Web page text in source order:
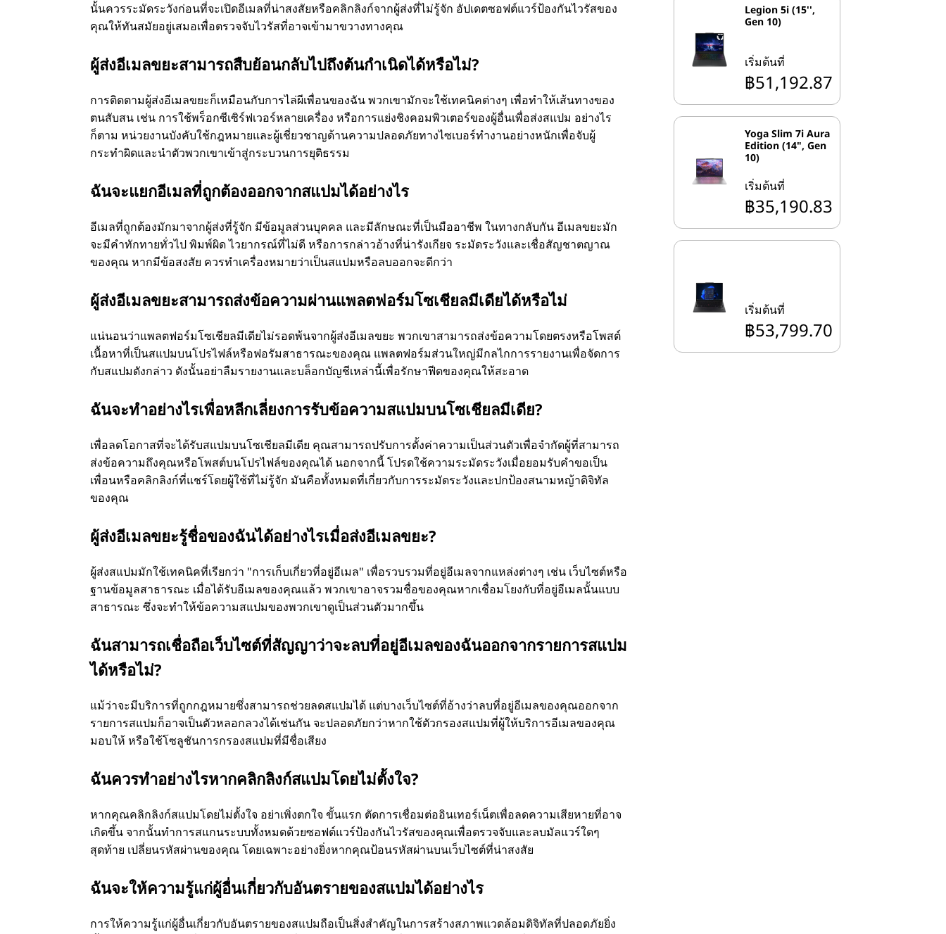
นั้นควรระมัดระวังก่อนที่จะเปิดอีเมลที่น่าสงสัยหรือคลิกลิงก์จากผู้ส่งที่ไม่รู้จัก อัปเดตซอฟต์แวร์ป้องกันไวรัสของ
คุณให้ทันสมัยอยู่เสมอเพื่อตรวจจับไวรัสที่อาจเข้ามาขวางทางคุณ
ผู้ส่งอีเมลขยะสามารถสืบย้อนกลับไปถึงต้นกำเนิดได้หรือไม่?
การติดตามผู้ส่งอีเมลขยะก็เหมือนกับการไล่ผีเพื่อนของฉัน พวกเขามักจะใช้เทคนิคต่างๆ เพื่อทำให้เส้นทางของ
ตนสับสน เช่น การใช้พร็อกซีเซิร์ฟเวอร์หลายเครื่อง หรือการแย่งชิงคอมพิวเตอร์ของผู้อื่นเพื่อส่งสแปม อย่างไร
ก็ตาม หน่วยงานบังคับใช้กฎหมายและผู้เชี่ยวชาญด้านความปลอดภัยทางไซเบอร์ทำงานอย่างหนักเพื่อจับผู้
กระทำผิดและนำตัวพวกเขาเข้าสู่กระบวนการยุติธรรม
ฉันจะแยกอีเมลที่ถูกต้องออกจากสแปมได้อย่างไร
อีเมลที่ถูกต้องมักมาจากผู้ส่งที่รู้จัก มีข้อมูลส่วนบุคคล และมีลักษณะที่เป็นมืออาชีพ ในทางกลับกัน อีเมลขยะมัก
จะมีคำทักทายทั่วไป พิมพ์ผิด ไวยากรณ์ที่ไม่ดี หรือการกล่าวอ้างที่น่ารังเกียจ ระมัดระวังและเชื่อสัญชาตญาณ
ของคุณ หากมีข้อสงสัย ควรทำเครื่องหมายว่าเป็นสแปมหรือลบออกจะดีกว่า
ผู้ส่งอีเมลขยะสามารถส่งข้อความผ่านแพลตฟอร์มโซเชียลมีเดียได้หรือไม่
แน่นอนว่าแพลตฟอร์มโซเชียลมีเดียไม่รอดพ้นจากผู้ส่งอีเมลขยะ พวกเขาสามารถส่งข้อความโดยตรงหรือโพสต์
เนื้อหาที่เป็นสแปมบนโปรไฟล์หรือฟอรัมสาธารณะของคุณ แพลตฟอร์มส่วนใหญ่มีกลไกการรายงานเพื่อจัดการ
กับสแปมดังกล่าว ดังนั้นอย่าลืมรายงานและบล็อกบัญชีเหล่านี้เพื่อรักษาฟีดของคุณให้สะอาด
ฉันจะทำอย่างไรเพื่อหลีกเลี่ยงการรับข้อความสแปมบนโซเชียลมีเดีย?
เพื่อลดโอกาสที่จะได้รับสแปมบนโซเชียลมีเดีย คุณสามารถปรับการตั้งค่าความเป็นส่วนตัวเพื่อจำกัดผู้ที่สามารถ
ส่งข้อความถึงคุณหรือโพสต์บนโปรไฟล์ของคุณได้ นอกจากนี้ โปรดใช้ความระมัดระวังเมื่อยอมรับคำขอเป็น
เพื่อนหรือคลิกลิงก์ที่แชร์โดยผู้ใช้ที่ไม่รู้จัก มันคือทั้งหมดที่เกี่ยวกับการระมัดระวังและปกป้องสนามหญ้าดิจิทัล
ของคุณ
ผู้ส่งอีเมลขยะรู้ชื่อของฉันได้อย่างไรเมื่อส่งอีเมลขยะ?
ผู้ส่งสแปมมักใช้เทคนิคที่เรียกว่า "การเก็บเกี่ยวที่อยู่อีเมล" เพื่อรวบรวมที่อยู่อีเมลจากแหล่งต่างๆ เช่น เว็บไซต์หรือ
ฐานข้อมูลสาธารณะ เมื่อได้รับอีเมลของคุณแล้ว พวกเขาอาจรวมชื่อของคุณหากเชื่อมโยงกับที่อยู่อีเมลนั้นแบบ
สาธารณะ ซึ่งจะทำให้ข้อความสแปมของพวกเขาดูเป็นส่วนตัวมากขึ้น
ฉันสามารถเชื่อถือเว็บไซต์ที่สัญญาว่าจะลบที่อยู่อีเมลของฉันออกจากรายการสแปม
ได้หรือไม่?
แม้ว่าจะมีบริการที่ถูกกฎหมายซึ่งสามารถช่วยลดสแปมได้ แต่บางเว็บไซต์ที่อ้างว่าลบที่อยู่อีเมลของคุณออกจาก
รายการสแปมก็อาจเป็นตัวหลอกลวงได้เช่นกัน จะปลอดภัยกว่าหากใช้ตัวกรองสแปมที่ผู้ให้บริการอีเมลของคุณ
มอบให้ หรือใช้โซลูชันการกรองสแปมที่มีชื่อเสียง
ฉันควรทำอย่างไรหากคลิกลิงก์สแปมโดยไม่ตั้งใจ?
หากคุณคลิกลิงก์สแปมโดยไม่ตั้งใจ อย่าเพิ่งตกใจ ขั้นแรก ตัดการเชื่อมต่ออินเทอร์เน็ตเพื่อลดความเสียหายที่อาจ
เกิดขึ้น จากนั้นทำการสแกนระบบทั้งหมดด้วยซอฟต์แวร์ป้องกันไวรัสของคุณเพื่อตรวจจับและลบมัลแวร์ใดๆ
สุดท้าย เปลี่ยนรหัสผ่านของคุณ โดยเฉพาะอย่างยิ่งหากคุณป้อนรหัสผ่านบนเว็บไซต์ที่น่าสงสัย
ฉันจะให้ความรู้แก่ผู้อื่นเกี่ยวกับอันตรายของสแปมได้อย่างไร
การให้ความรู้แก่ผู้อื่นเกี่ยวกับอันตรายของสแปมถือเป็นสิ่งสำคัญในการสร้างสภาพแวดล้อมดิจิทัลที่ปลอดภัยยิ่ง
Legion 5i (15'',
Gen 10)
เริ่มต้นที่
฿51,192.87
Yoga Slim 7i Aura
Edition (14", Gen
10)
เริ่มต้นที่
฿35,190.83
เริ่มต้นที่
฿53,799.70